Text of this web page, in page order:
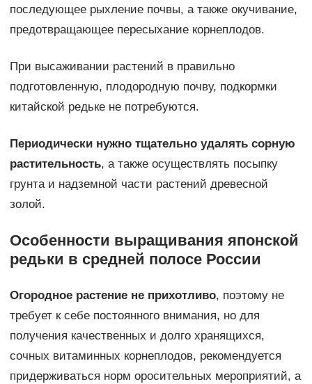
последующее рыхление почвы, а также окучивание,
предотвращающее пересыхание корнеплодов.
При высаживании растений в правильно
подготовленную, плодородную почву, подкормки
китайской редьке не потребуются.
Периодически нужно тщательно удалять сорную
растительность, а также осуществлять посыпку
грунта и надземной части растений древесной
золой.
Особенности выращивания японской
редьки в средней полосе России
Огородное растение не прихотливо, поэтому не
требует к себе постоянного внимания, но для
получения качественных и долго хранящихся,
сочных витаминных корнеплодов, рекомендуется
придерживаться норм оросительных мероприятий, а